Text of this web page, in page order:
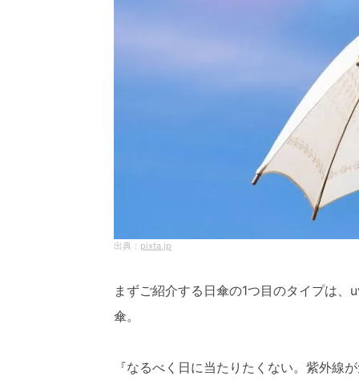
pixta.jp
まずご紹介する日傘の1つ目のタイプは
傘。
『なるべく日に当たりたくない。紫外線